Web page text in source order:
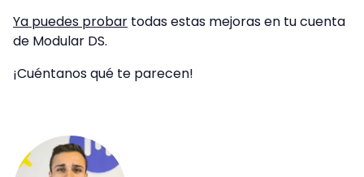
Ya puedes probar todas estas mejoras en tu cuenta
de Modular DS.
¡Cuéntanos qué te parecen!